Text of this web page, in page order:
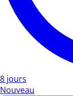
8 jours
Nouveau